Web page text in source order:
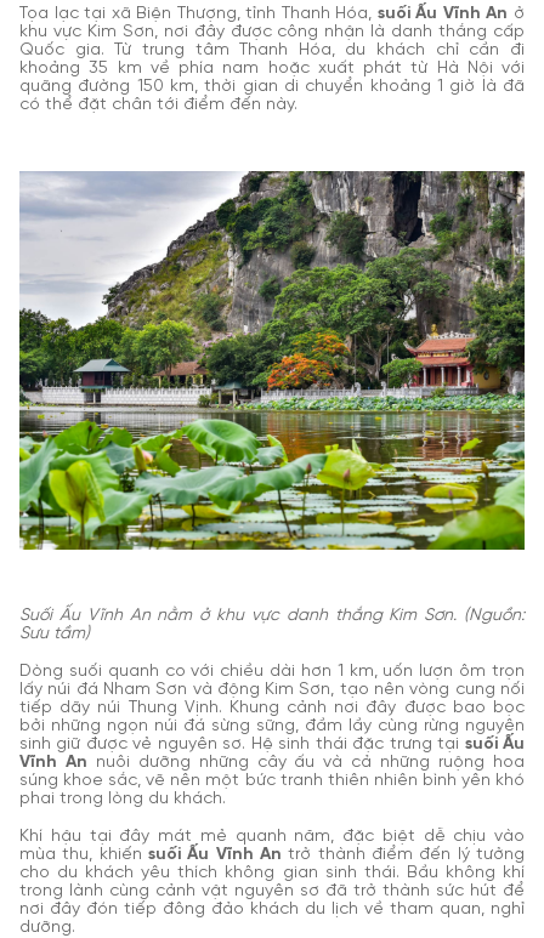
Tọa lạc tại xã Biện Thượng, tỉnh Thanh Hóa, suối Ấu Vĩnh An ở
khu vực Kim Sơn, nơi đây được công nhận là danh thắng cấp
Quốc gia. Từ trung tâm Thanh Hóa, du khách chỉ cần đi
khoảng 35 km về phía nam hoặc xuất phát từ Hà Nội với
quãng đường 150 km, thời gian di chuyển khoảng 1 giờ là đã
có thể đặt chân tới điểm đến này.
Suối Ấu Vĩnh An nằm ở khu vực danh thắng Kim Sơn. (Nguồn:
Sưu tầm)
Dòng suối quanh co với chiều dài hơn 1 km, uốn lượn ôm trọn
lấy núi đá Nham Sơn và động Kim Sơn, tạo nên vòng cung nối
tiếp dãy núi Thung Vịnh. Khung cảnh nơi đây được bao bọc
bởi những ngọn núi đá sừng sững, đầm lầy cùng rừng nguyên
sinh giữ được vẻ nguyên sơ. Hệ sinh thái đặc trưng tại suối Ấu
Vĩnh An nuôi dưỡng những cây ấu và cả những ruộng hoa
súng khoe sắc, vẽ nên một bức tranh thiên nhiên bình yên khó
phai trong lòng du khách.
Khí hậu tại đây mát mẻ quanh năm, đặc biệt dễ chịu vào
mùa thu, khiến suối Ấu Vĩnh An trở thành điểm đến lý tưởng
cho du khách yêu thích không gian sinh thái. Bầu không khí
trong lành cùng cảnh vật nguyên sơ đã trở thành sức hút để
nơi đây đón tiếp đông đảo khách du lịch về tham quan, nghỉ
dưỡng.